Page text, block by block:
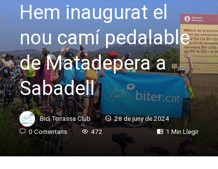
Hem inaugurat el
nou camí pedalable
de Matadepera a
Sabadell
Bici Terrassa Club
28 de juny de 2024
0 Comentaris
472 1 Min Llegir